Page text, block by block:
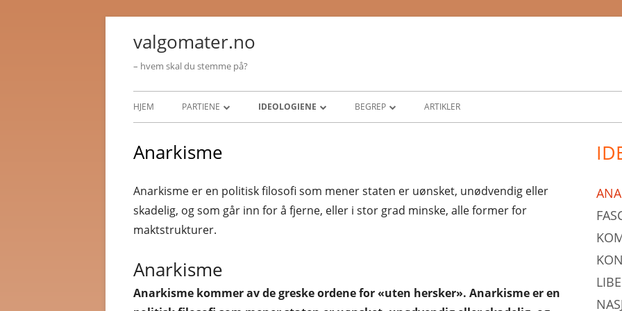
valgomater.no
– hvem skal du stemme på?
Primærmeny
HJEM PARTIENE
FREMSKRITTSPARTIET
IDEOLOGIENE
KOMMUNISME
BEGREP
NORGES POLITISKE SYSTEM
ARTIKLER
Anarkisme
Anarkisme er en politisk filosofi som mener staten er uønsket, unødvendig eller
skadelig, og som går inn for å fjerne, eller i stor grad minske, alle former for
maktstrukturer.
Anarkisme
Anarkisme kommer av de greske ordene for «uten hersker». Anarkisme er en